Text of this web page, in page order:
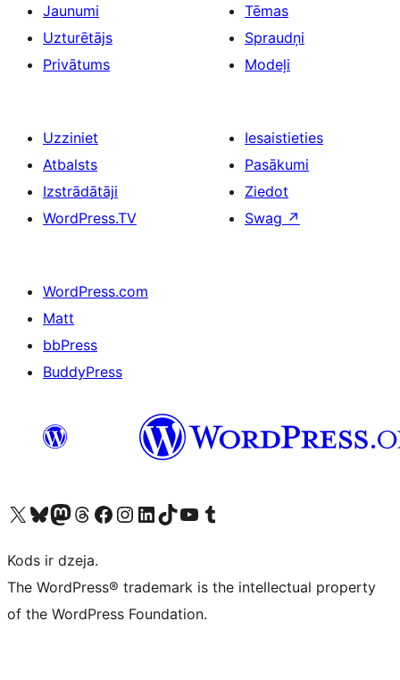
Jaunumi
Uzturētājs
Privātums
Tēmas
Spraudņi
Modeļi
Uzziniet
Atbalsts
Izstrādātāji
WordPress.TV
Iesaistieties
Pasākumi
Ziedot
Swag ↗
WordPress.com
Matt
bbPress
BuddyPress
Apmeklējiet mūsu X (agrāk Twitter) kontu
Apmeklējiet mūsu Bluesky kontu
Apmeklējiet mūsu Mastodon kontu
Apmeklējiet mūsu Threads kontu
Apmeklējiet mūsu Facebook lapuApmeklējiet mūsu Instagram kontu
Apmeklējiet mūsu LinkedIn kontu
Apmeklējiet mūsu TikTok kontu
Apmeklējiet mūsu YouTube kanālu
Apmeklējiet mūsu Tumblr kontu
Kods ir dzeja.
The WordPress® trademark is the intellectual property
of the WordPress Foundation.